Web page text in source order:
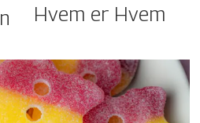
Hvem er Hvem